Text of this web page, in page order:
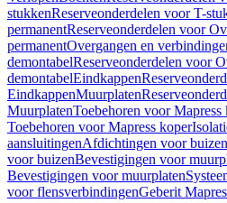
stukkenReserveonderdelen voor T-
permanentReserveonderdelen voor
permanentOvergangen en
demontabelReserveonderdelen voor
demontabelEindkappen
EindkappenMuurplaten
MuurplatenToebehoren voor Mapress
Toebehoren voor Mapress koper
aansluitingenAfdichtingen voor
voor buizenBevestigingen voor
Bevestigingen voor muurplaten
voor flensverbindingenGeberit